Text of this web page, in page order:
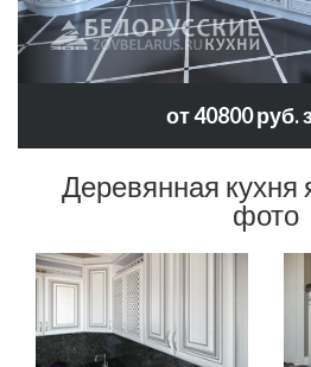
от 40800 руб.
Деревянная кухня
фото